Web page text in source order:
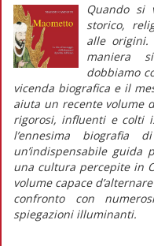
Quando si
storico,
alle origini.
maniera
dobbiamo
vicenda biografica e il
aiuta un recente volume
rigorosi, influenti e colti
l’ennesima biografia
un’indispensabile
una cultura percepite in
volume capace
confronto con
spiegazioni illuminanti.